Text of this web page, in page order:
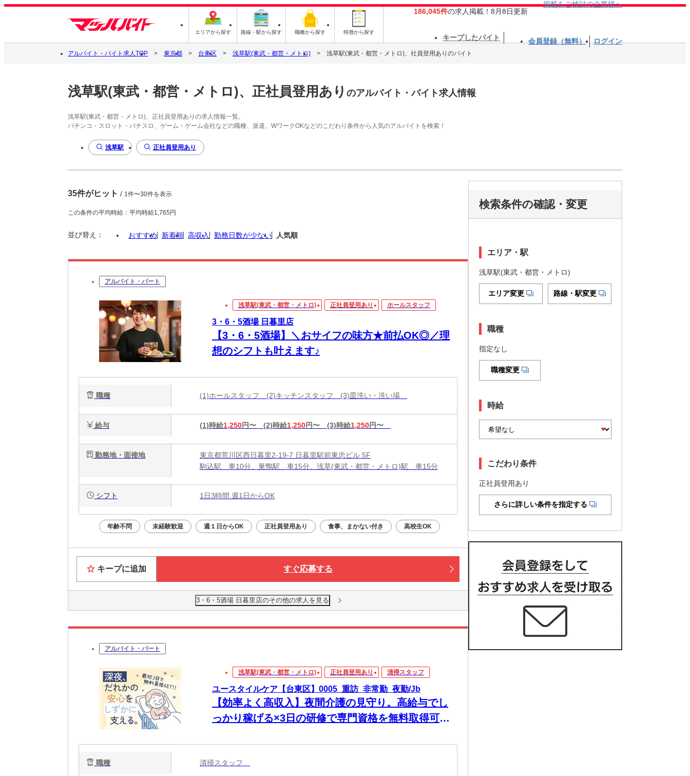
エリアから探す 路線・駅から探す 職種から探す 特徴から探す
186,045件の求人掲載！8月8日更新
掲載をご検討の企業様へ
キープしたバイト 会員登録（無料） ログイン
アルバイト・バイト求人TOP 東京都 台東区 浅草駅(東武・都営・メトロ) 浅草駅(東武・都営・メトロ)、社員登用ありのバイト
浅草駅(東武・都営・メトロ)、正社員登用あり のアルバイト・バイト求人情報
浅草駅(東武・都営・メトロ)、正社員登用ありの求人情報一覧。
パチンコ・スロット・パチスロ、ゲーム・ゲーム会社などの職種、派遣、WワークOKなどのこだわり条件から人気のアルバイトを検索！
浅草駅 正社員登用あり
35件がヒット / 1件〜30件を表示
この条件の平均時給：平均時給1,765円
並び替え： おすすめ 新着順 高収入 勤務日数が少ない 人気順
アルバイト・パート
浅草駅(東武・都営・メトロ) 正社員登用あり ホールスタッフ
3・6・5酒場 日暮里店
【3・6・5酒場】＼おサイフの味方★前払OK◎／理
想のシフトも叶えます♪
職種 (1)ホールスタッフ (2)キッチンスタッフ (3)皿洗い・洗い場
給与 (1)時給1,250円〜 (2)時給1,250円〜 (3)時給1,250円〜
勤務地・面接地
東京都荒川区西日暮里2-19-7 日暮里駅前東忠ビル 5F
駒込駅 車10分、巣鴨駅 車15分、浅草(東武・都営・メトロ)駅 車15分
シフト 1日3時間 週1日からOK
年齢不問 未経験歓迎 週１日からOK 正社員登用あり 食事、まかない付き 高校生OK
キープに追加 すぐ応募する
3・6・5酒場 日暮里店のその他の求人を見る
アルバイト・パート
浅草駅(東武・都営・メトロ) 正社員登用あり 清掃スタッフ
ユースタイルケア【台東区】0005_重訪_非常勤_夜勤/Jb
【効率よく高収入】夜間介護の見守り。高給与でし
っかり稼げる×3日の研修で専門資格を無料取得可
職種 清掃スタッフ
検索条件の確認・変更
エリア・駅
浅草駅(東武・都営・メトロ)
エリア変更 路線・駅変更
職種
指定なし
職種変更
時給
こだわり条件
正社員登用あり
さらに詳しい条件を指定する